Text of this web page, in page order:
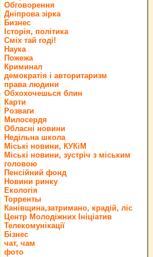
Обговорення
Дніпрова зірка
Бизнес
Історія, політика
Сміх тай годі!
Наука
Пожежа
Криминал
демократія і авторитаризм
права людини
Обхохочешься блин
Карти
Розваги
Милосердя
Обласні новини
Недільна школа
Міські новини, КУКіМ
Міські новини, зустріч з міським
головою
Пенсійний фонд
Новини ринку
Екологія
Торренты
Канівщина,затримано, крадій, ліс
Центр Молодіжних Ініціатив
Телекомунікації
Бізнес
чат, чам
фото